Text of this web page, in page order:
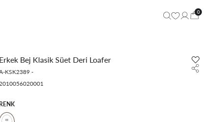
0
Bej Klasik Süet Deri Loafer
KSK2389 -